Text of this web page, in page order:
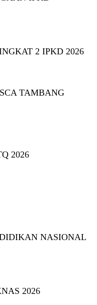
2 IPKD 2026
TAMBANG
2026
NASIONAL
2026